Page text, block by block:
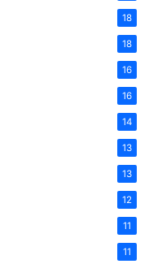
18
18
16
16
14
13
13
12
11
11